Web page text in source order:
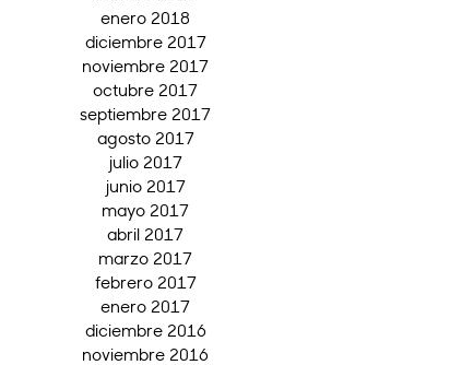
enero 2018
diciembre 2017
noviembre 2017
octubre 2017
septiembre 2017
agosto 2017
julio 2017
junio 2017
mayo 2017
abril 2017
marzo 2017
febrero 2017
enero 2017
diciembre 2016
noviembre 2016